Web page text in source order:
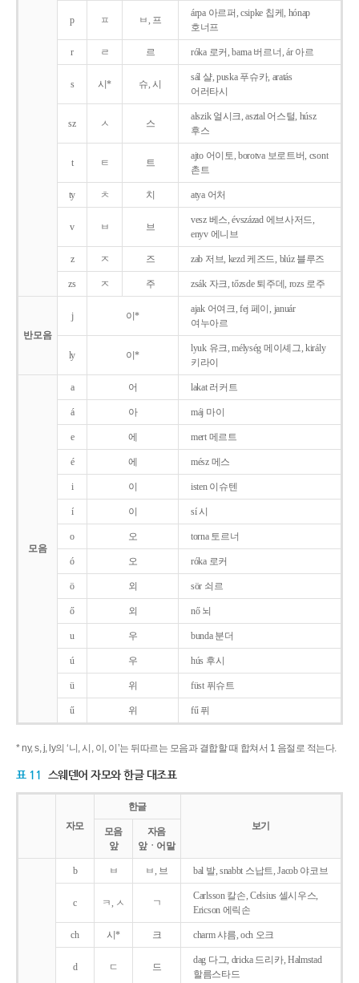
p ㅍ ㅂ, 프
árpa 아르퍼, csipke 칩케, hónap
호너프
r ㄹ 르 róka 로커, barna 버르너, ár 아르
s 시* 슈, 시
sál 샬, puska 푸슈카, aratás
어러타시
sz ㅅ 스
alszik 얼시크, asztal 어스털, húsz
후스
t ㅌ 트
ajto 어이토, borotva 보로트버, csont
촌트
ty ㅊ 치 atya 어처
v ㅂ 브
vesz 베스, évszázad 에브사저드,
enyv 에니브
z ㅈ 즈 zab 저브, kezd 케즈드, blúz 블루즈
zs ㅈ 주 zsák 자크, tőzsde 퇴주데, rozs 로주
반모음
j 이*
ajak 어여크, fej 페이, január
여누아르
ly 이*
lyuk 유크, mélység 메이셰그, király
키라이
모음
a 어 lakat 러커트
á 아 máj 마이
e 에 mert 메르트
é 에 mész 메스
i 이 isten 이슈텐
í 이 sí 시
o 오 torna 토르너
ó 오 róka 로커
ö 외 sör 쇠르
ő 외 nő 뇌
u 우 bunda 분더
ú 우 hús 후시
ü 위 füst 퓌슈트
ű 위 fű 퓌
* ny, s, j, ly의 ‘니, 시, 이, 이’는 뒤따르는 모음과 결합할 때 합쳐서 1 음절로 적는다.
표 11 스웨덴어 자모와 한글 대조표
자모
한글
보기
모음
앞
자음
앞ㆍ어말
b ㅂ ㅂ, 브 bal 발, snabbt 스납트, Jacob 야코브
c ㅋ, ㅅ ㄱ
Carlsson 칼손, Celsius 셀시우스,
Ericson 에릭손
ch 시* 크 charm 샤름, och 오크
d ㄷ 드
dag 다그, dricka 드리카, Halmstad
할름스타드